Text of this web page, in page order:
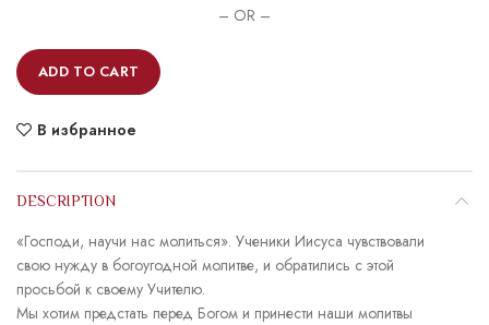
– OR –
ADD TO CART
В избранное
DESCRIPTION
«Господи, научи нас молиться». Ученики Иисуса чувствовали
свою нужду в богоугодной молитве, и обратились с этой
просьбой к своему Учителю.
Мы хотим предстать перед Богом и принести наши молитвы